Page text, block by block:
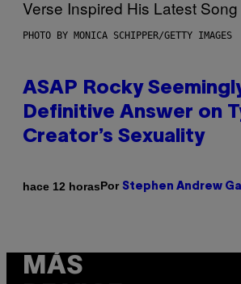
PHOTO BY MONICA SCHIPPER/GETTY IMAGES
ASAP Rocky
Definitive Answer on
Creator’s Sexuality
hace 12 horasPor Stephen Andrew
MÁS